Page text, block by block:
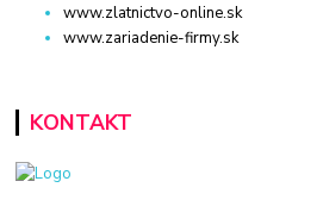
www.zlatnictvo-online.sk
www.zariadenie-firmy.sk
KONTAKT